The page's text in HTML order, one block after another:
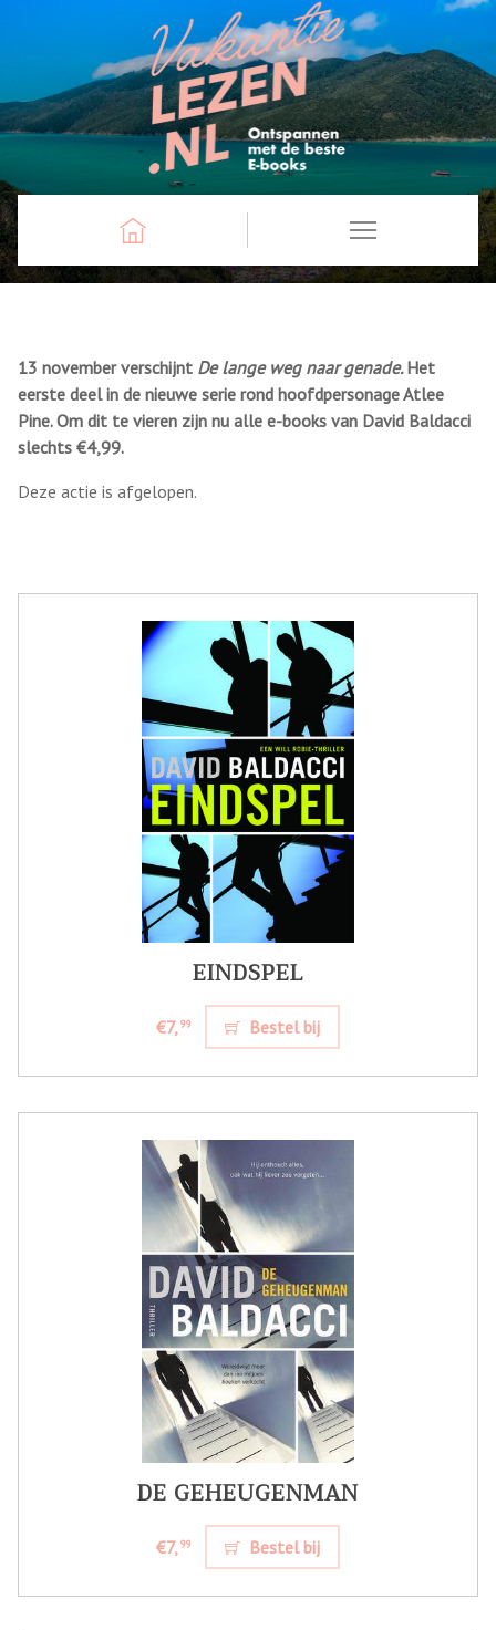
13 november verschijnt De lange weg naar genade.Het
eerste deel in de nieuwe serie rond hoofdpersonage Atlee
Pine. Om dit te vieren zijn nu alle e-books van David Baldacci
slechts €4,99.
Deze actie is afgelopen.
EINDSPEL
€7,99 Bestel bij
DE GEHEUGENMAN
€7,99 Bestel bij